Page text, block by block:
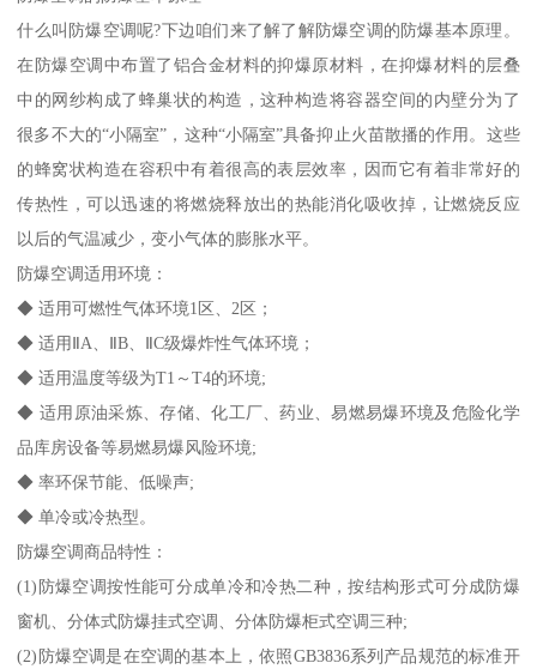
什么叫防爆空调呢?下边咱们来了解了解防爆空调的防爆基本原理。
在防爆空调中布置了铝合金材料的抑爆原材料，在抑爆材料的层叠
中的网纱构成了蜂巢状的构造，这种构造将容器空间的内壁分为了
很多不大的“小隔室”，这种“小隔室”具备抑止火苗散播的作用。这些
的蜂窝状构造在容积中有着很高的表层效率，因而它有着非常好的
传热性，可以迅速的将燃烧释放出的热能消化吸收掉，让燃烧反应
以后的气温减少，变小气体的膨胀水平。
防爆空调适用环境：
◆ 适用可燃性气体环境1区、2区；
◆ 适用ⅡA、ⅡB、ⅡC级爆炸性气体环境；
◆ 适用温度等级为T1～T4的环境;
◆ 适用原油采炼、存储、化工厂、药业、易燃易爆环境及危险化学
品库房设备等易燃易爆风险环境;
◆ 率环保节能、低噪声;
◆ 单冷或冷热型。
防爆空调商品特性：
(1)防爆空调按性能可分成单冷和冷热二种，按结构形式可分成防爆
窗机、分体式防爆挂式空调、分体防爆柜式空调三种;
(2)防爆空调是在空调的基本上，依照GB3836系列产品规范的标准开